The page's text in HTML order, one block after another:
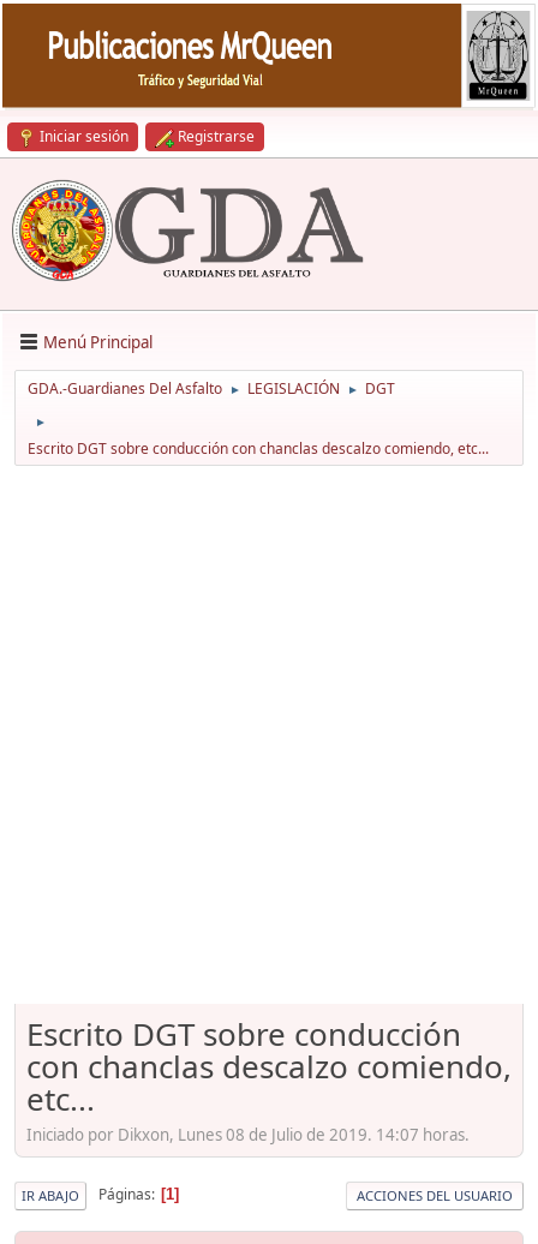
Iniciar sesión Registrarse
Menú Principal
GDA.-Guardianes Del Asfalto ► LEGISLACIÓN ► DGT
►
Escrito DGT sobre conducción con chanclas descalzo comiendo, etc...
Escrito DGT sobre conducción
con chanclas descalzo comiendo,
etc...
Iniciado por Dikxon, Lunes 08 de Julio de 2019. 14:07 horas.
IR ABAJO Páginas 1 ACCIONES DEL USUARIO